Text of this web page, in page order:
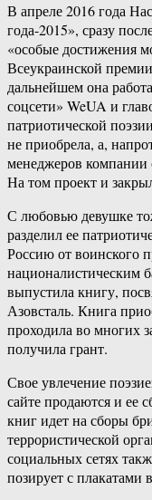
В апреле 2016 года
года-2015», сразу
«особые достижения
Всеукраинской
дальнейшем она
соцсети» WeUA и
патриотической
не приобрела, а,
менеджеров
На том проект и
С любовью девушке
разделил ее
Россию от воинского
националистическим
выпустила книгу,
Азовсталь. Книга
проходила во многих
получила грант.
Свое увлечение
сайте продаются и ее
книг идет на сборы
террористической
социальных сетях
позирует с плакатами